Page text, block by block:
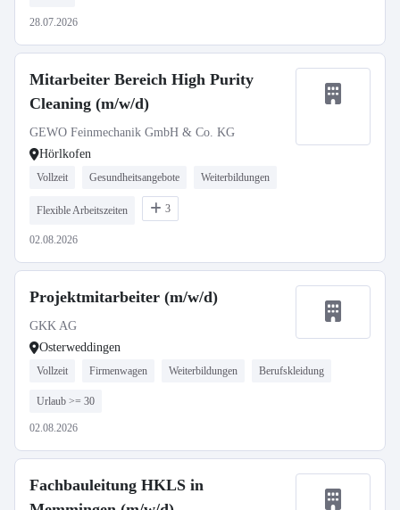
28.07.2026
Mitarbeiter Bereich High Purity
Cleaning (m/w/d)
GEWO Feinmechanik GmbH & Co. KG
Hörlkofen
Vollzeit Gesundheitsangebote Weiterbildungen
Flexible Arbeitszeiten 3
02.08.2026
Projektmitarbeiter (m/w/d)
GKK AG
Osterweddingen
Vollzeit Firmenwagen Weiterbildungen Berufskleidung
Urlaub >= 30
02.08.2026
Fachbauleitung HKLS in